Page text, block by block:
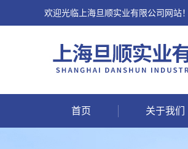
欢迎光临上海旦顺实业有限公司网站！
首页 关于我们